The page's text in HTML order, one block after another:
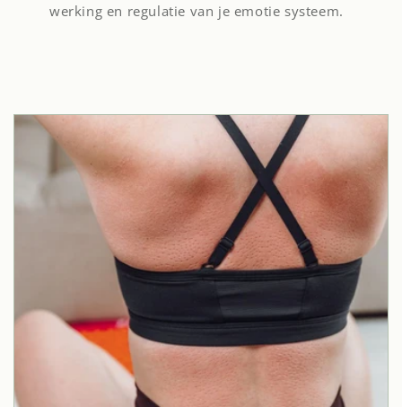
werking en regulatie van je emotie systeem.